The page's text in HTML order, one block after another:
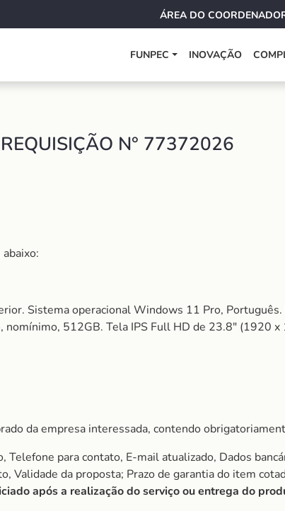
ÁREA DO
FUNPEC INOVAÇÃO
N° 77372026
Sistema operacional Windows 11 Pro,
512GB. Tela IPS Full HD de 23.8″ (1920
da empresa interessada, contendo
Telefone para contato, E-mail atualizado, Dados
Validade da proposta; Prazo de garantia do item
após a realização do serviço ou entrega do